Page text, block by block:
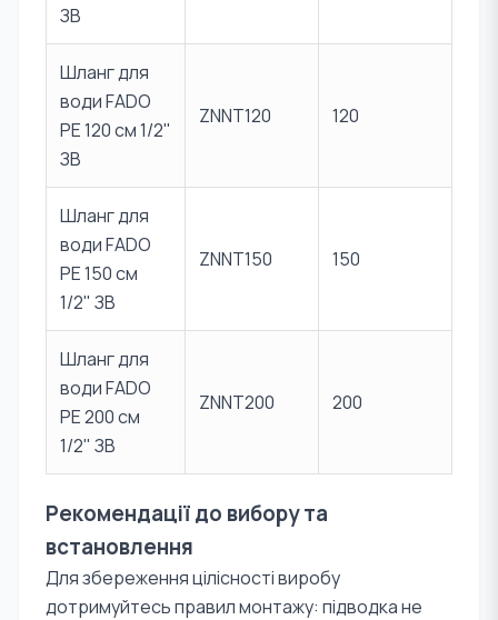
ЗВ
Шланг для
води FADO
PE 120 см 1/2"
ЗВ
ZNNT120 120
Шланг для
води FADO
PE 150 см
1/2" ЗВ
ZNNT150 150
Шланг для
води FADO
PE 200 см
1/2" ЗВ
ZNNT200 200
Рекомендації до вибору та
встановлення
Для збереження цілісності виробу
дотримуйтесь правил монтажу: підводка не